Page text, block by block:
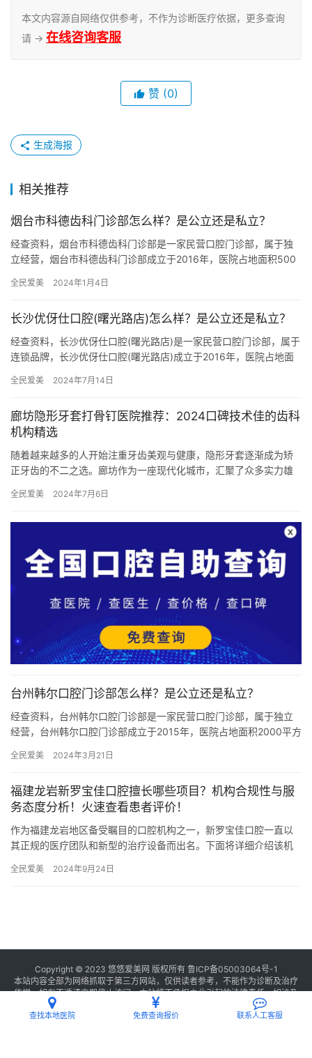
本文内容源自网络仅供参考，不作为诊断医疗依据，更多查询
请 → 在线咨询客服
赞 (0)
生成海报
相关推荐
烟台市科德齿科门诊部怎么样？是公立还是私立？
经查资料，烟台市科德齿科门诊部是一家民营口腔门诊部，属于独
立经营，烟台市科德齿科门诊部成立于2016年，医院占地面积500
全民爱美 2024年1月4日
长沙优伢仕口腔(曙光路店)怎么样？是公立还是私立？
经查资料，长沙优伢仕口腔(曙光路店)是一家民营口腔门诊部，属于
连锁品牌，长沙优伢仕口腔(曙光路店)成立于2016年，医院占地面
全民爱美 2024年7月14日
廊坊隐形牙套打骨钉医院推荐：2024口碑技术佳的齿科
机构精选
随着越来越多的人开始注重牙齿美观与健康，隐形牙套逐渐成为矫
正牙齿的不二之选。廊坊作为一座现代化城市，汇聚了众多实力雄
2024…
全民爱美 2024年7月6日
台州韩尔口腔门诊部怎么样？是公立还是私立？
经查资料，台州韩尔口腔门诊部是一家民营口腔门诊部，属于独立
经营，台州韩尔口腔门诊部成立于2015年，医院占地面积2000平方
全民爱美 2024年3月21日
福建龙岩新罗宝佳口腔擅长哪些项目？机构合规性与服
务态度分析！火速查看患者评价！
作为福建龙岩地区备受瞩目的口腔机构之一，新罗宝佳口腔一直以
其正规的医疗团队和新型的治疗设备而出名。下面将详细介绍该机
机…
全民爱美 2024年9月24日
Copyright © 2023 悠悠爱美网 版权所有 鲁ICP备05003064号-1
本站内容全部为网络抓取于第三方网站，仅供读者参考，不能作为诊断及治疗
依据，如有不适请立即停止访问，本站将不承担由此引起的法律责任。如涉及
联系我们
查找本地医院 免费查询报价 联系人工客服